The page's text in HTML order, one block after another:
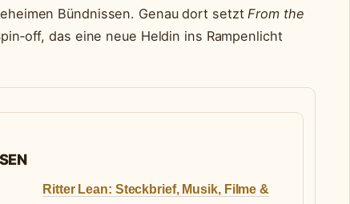
Bündnissen. Genau dort setzt From the
das eine neue Heldin ins Rampenlicht
Ritter Lean: Steckbrief, Musik, Filme &